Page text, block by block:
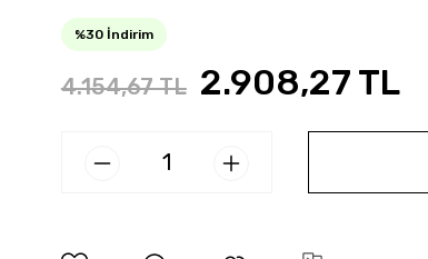
%30 İndirim
4.154,67 TL 2.908,27 TL